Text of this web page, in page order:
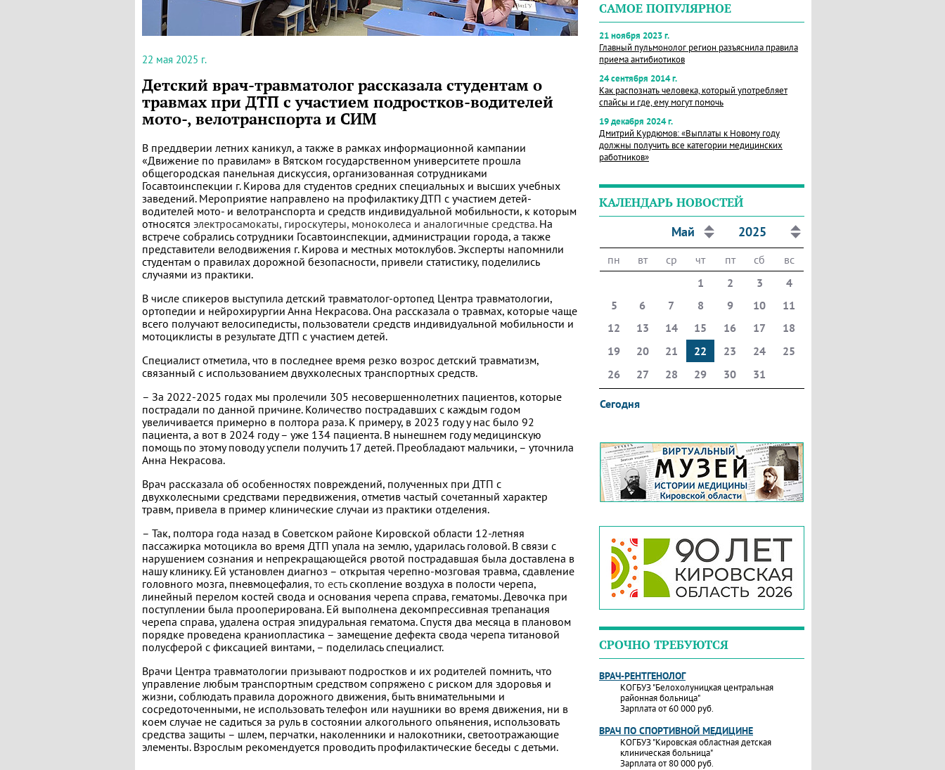
22 мая 2025 г.
Детский врач-травматолог рассказала студентам о
травмах при ДТП с участием подростков-водителей
мото-, велотранспорта и СИМ
В преддверии летних каникул, а также в рамках информационной кампании
«Движение по правилам» в Вятском государственном университете прошла
общегородская панельная дискуссия, организованная сотрудниками
Госавтоинспекции г. Кирова для студентов средних специальных и высших учебных
заведений. Мероприятие направлено на профилактику ДТП с участием детей-
водителей мото- и велотранспорта и средств индивидуальной мобильности, к которым
относятся электросамокаты, гироскутеры, моноколеса и аналогичные средства.На
встрече собрались сотрудники Госавтоинспекции, администрации города, а также
представители велодвижения г. Кирова и местных мотоклубов. Эксперты напомнили
студентам о правилах дорожной безопасности, привели статистику, поделились
случаями из практики.
В числе спикеров выступила детский травматолог-ортопед Центра травматологии,
ортопедии и нейрохирургии Анна Некрасова. Она рассказала о травмах, которые чаще
всего получают велосипедисты, пользователи средств индивидуальной мобильности и
мотоциклисты в результате ДТП с участием детей.
Специалист отметила, что в последнее время резко возрос детский травматизм,
связанный с использованием двухколесных транспортных средств.
– За 2022-2025 годах мы пролечили 305 несовершеннолетних пациентов, которые
пострадали по данной причине. Количество пострадавших с каждым годом
увеличивается примерно в полтора раза. К примеру, в 2023 году у нас было 92
пациента, а вот в 2024 году – уже 134 пациента. В нынешнем году медицинскую
помощь по этому поводу успели получить 17 детей. Преобладают мальчики, – уточнила
Анна Некрасова.
Врач рассказала об особенностях повреждений, полученных при ДТП с
двухколесными средствами передвижения, отметив частый сочетанный характер
травм, привела в пример клинические случаи из практики отделения.
– Так, полтора года назад в Советском районе Кировской области 12-летняя
пассажирка мотоцикла во время ДТП упала на землю, ударилась головой. В связи с
нарушением сознания и непрекращающейся рвотой пострадавшая была доставлена в
нашу клинику. Ей установлен диагноз – открытая черепно-мозговая травма, сдавление
головного мозга, пневмоцефалия, то естьскопление воздуха в полости черепа,
линейный перелом костей свода и основания черепа справа, гематомы. Девочка при
поступлении была прооперирована. Ей выполнена декомпрессивная трепанация
черепа справа, удалена острая эпидуральная гематома. Спустя два месяца в плановом
порядке проведена краниопластика – замещение дефекта свода черепа титановой
полусферой с фиксацией винтами, – поделилась специалист.
Врачи Центра травматологии призывают подростков и их родителей помнить, что
управление любым транспортным средством сопряжено с риском для здоровья и
жизни, соблюдать правила дорожного движения, быть внимательными и
сосредоточенными, не использовать телефон или наушники во время движения, ни в
коем случае не садиться за руль в состоянии алкогольного опьянения, использовать
средства защиты – шлем, перчатки, наколенники и налокотники, светоотражающие
элементы. Взрослым рекомендуется проводить профилактические беседы с детьми.
САМОЕ ПОПУЛЯРНОЕ
21 ноября 2023 г.
Главный пульмонолог регион разъяснила правила
приема антибиотиков
24 сентября 2014 г.
Как распознать человека, который употребляет
спайсы и где, ему могут помочь
19 декабря 2024 г.
Дмитрий Курдюмов: «Выплаты к Новому году
должны получить все категории медицинских
работников»
КАЛЕНДАРЬ НОВОСТЕЙ
Май 2025
пн вт ср чт пт сб
вс
1
2 3
4
5
6 7 8 9 10
11
12
13 14 15 16 17
18
19
20 21 22 23 24
25
26
27 28 29 30 31
Сегодня
СРОЧНО ТРЕБУЮТСЯ
ВРАЧ-РЕНТГЕНОЛОГ
КОГБУЗ "Белохолуницкая центральная
районная больница"
Зарплата от 60 000 руб.
ВРАЧ ПО СПОРТИВНОЙ МЕДИЦИНЕ
КОГБУЗ "Кировская областная детская
клиническая больница"
Зарплата от 80 000 руб.